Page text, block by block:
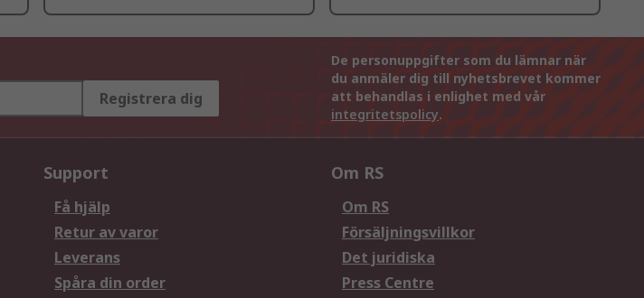
Registrera dig
De personuppgifter som du lämnar när
du anmäler dig till nyhetsbrevet kommer
att behandlas i enlighet med vår
integritetspolicy.
Support
Få hjälp
Retur av varor
Leverans
Spåra din order
Om RS
Om RS
Försäljningsvillkor
Det juridiska
Press Centre